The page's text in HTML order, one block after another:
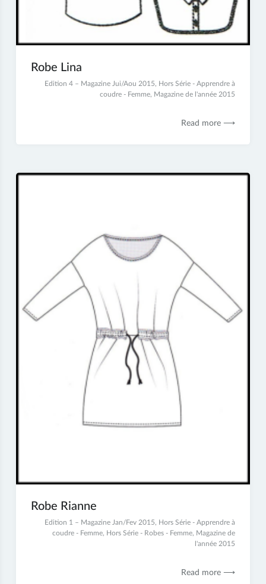
Robe Lina
Edition 4 – Magazine Jui/Aou 2015
Hors Série - Apprendre à
coudre - Femme Magazine de l'année 2015
Read more ⟶
Robe Rianne
Edition 1 – Magazine Jan/Fev 2015, Hors Série - Apprendre à
coudre - Femme, Hors Série - Robes - Femme, Magazine de
l'année 2015
Read more ⟶